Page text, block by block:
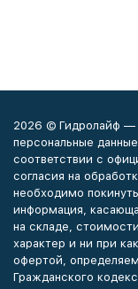
2026 © Гидролайф —
персональные
соответствии с
согласия на
необходимо
информация,
на складе,
характер и ни при
офертой,
Гражданского